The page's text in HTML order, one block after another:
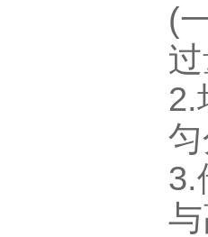
(
2.​​
3.​​